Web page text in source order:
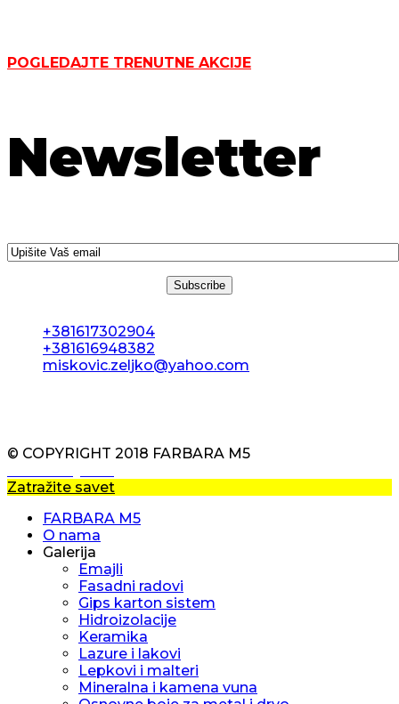
Zatražite savet
POGLEDAJTE TRENUTNE AKCIJE
Newsletter
+381617302904
+381616948382
miskovic.zeljko@yahoo.com
© COPYRIGHT 2018 FARBARA M5
Stamparija Beograd
FARBARA M5
O nama
Galerija
Emajli
Fasadni radovi
Gips karton sistem
Hidroizolacije
Keramika
Lazure i lakovi
Lepkovi i malteri
Mineralna i kamena vuna